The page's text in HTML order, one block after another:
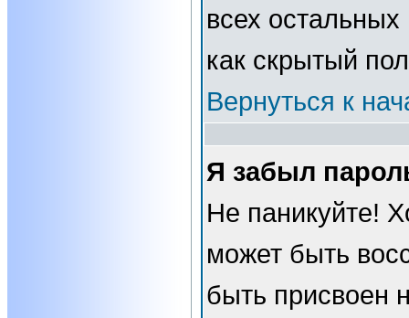
всех
как скрытый
Вернуться к
Я забыл
Не паникуйте!
может быть
быть присвоен